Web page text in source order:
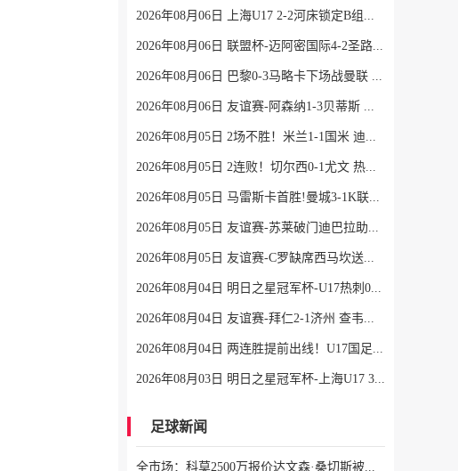
2026年08月06日 上海U17 2-2河床锁定B组第1 吕孟洋点射阿布力米破门 将战A组第2
2026年08月06日 联盟杯-迈阿密国际4-2圣路易斯 梅西2射1传 阿伦助攻戴帽
2026年08月06日 巴黎0-3马略卡下场战曼联 巴黎全场控球近6成+8射3正未果
2026年08月06日 友谊赛-阿森纳1-3贝蒂斯 因卡皮耶破门难救主 福纳尔斯1射2传
2026年08月05日 2场不胜！米兰1-1国米 迪马尔科破门 恩昆库造点+点射拉莫斯登场
2026年08月05日 2连败！切尔西0-1尤文 热格罗瓦世界波制胜穆德里克时隔614天复出
2026年08月05日 马雷斯卡首胜!曼城3-1K联赛全明星 赖因德斯努里破门塞梅尼奥助攻
2026年08月05日 友谊赛-苏莱破门迪巴拉助攻 罗马4-1纽波特郡
2026年08月05日 友谊赛-C罗缺席西马坎送点 胜利0-2不敌阿尔梅里亚
2026年08月04日 明日之星冠军杯-U17热刺0-1上海U17 李文博制胜球
2026年08月04日 友谊赛-拜仁2-1济州 查韦斯、阿西莫建功马特乌斯彩虹过人送助攻
2026年08月04日 两连胜提前出线！U17国足1-0毕巴U17 程晟涵连场破门赵松源中楣
2026年08月03日 明日之星冠军杯-上海U17 3-3 葡体U17 梁锦鸿梅开二度
足球新闻
全市场：科莫2500万报价达文森·桑切斯被拒，加拉塔萨雷要3000万